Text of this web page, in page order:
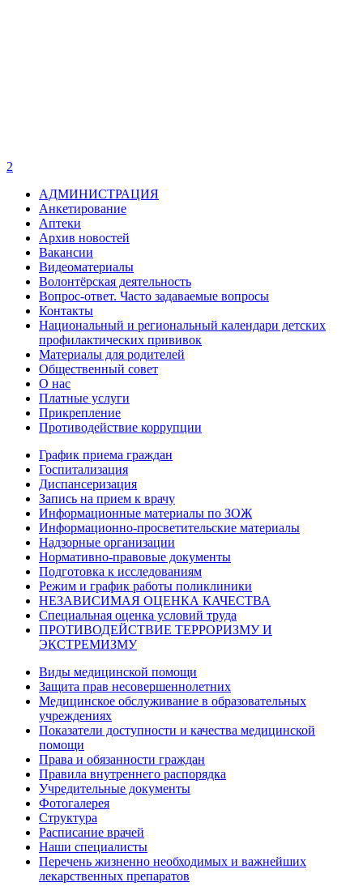
2
АДМИНИСТРАЦИЯ
Анкетирование
Аптеки
Архив новостей
Вакансии
Видеоматериалы
Волонтёрская деятельность
Вопрос-ответ. Часто задаваемые вопросы
Контакты
Национальный и региональный календари детских
профилактических прививок
Материалы для родителей
Общественный совет
О нас
Платные услуги
Прикрепление
Противодействие коррупции
График приема граждан
Госпитализация
Диспансеризация
Запись на прием к врачу
Информационные материалы по ЗОЖ
Информационно-просветительские материалы
Надзорные организации
Нормативно-правовые документы
Подготовка к исследованиям
Режим и график работы поликлиники
НЕЗАВИСИМАЯ ОЦЕНКА КАЧЕСТВА
Специальная оценка условий труда
ПРОТИВОДЕЙСТВИЕ ТЕРРОРИЗМУ И
ЭКСТРЕМИЗМУ
Виды медицинской помощи
Защита прав несовершеннолетних
Медицинское обслуживание в образовательных
учреждениях
Показатели доступности и качества медицинской
помощи
Права и обязанности граждан
Правила внутреннего распорядка
Учредительные документы
Фотогалерея
Структура
Расписание врачей
Наши специалисты
Перечень жизненно необходимых и важнейших
лекарственных препаратов